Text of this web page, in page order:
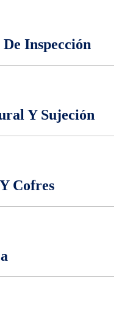
Inspección
Y Sujeción
Cofres